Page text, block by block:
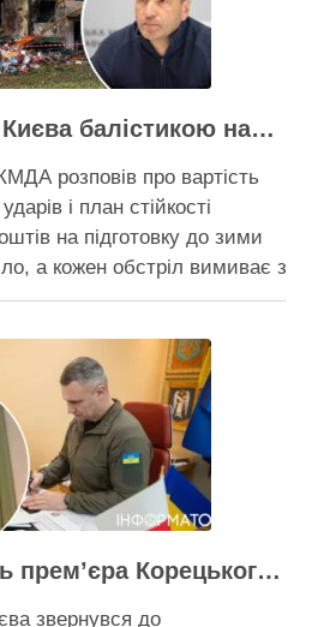
Кожен обстріл Києва балістикою наносить місту збитків на 300-500 мільйонів – Петро Пантелеєв
розповів про вартість
і план стійкості
на підготовку до зими
а кожен обстріл вимиває з
коштів Балістичний удар
як-от розселення
Кличко просить прем’єра Корецького внести президентові подання на звільнення володаря Троєщини Бахматова
звернувся до